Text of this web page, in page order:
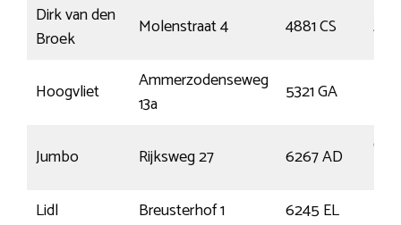
Dirk van den
Broek
Molenstraat 4 4881 CS
Hoogvliet
Ammerzodenseweg
13a
5321 GA
Jumbo Rijksweg 27 6267 AD
Lidl
Breusterhof 1 6245 EL